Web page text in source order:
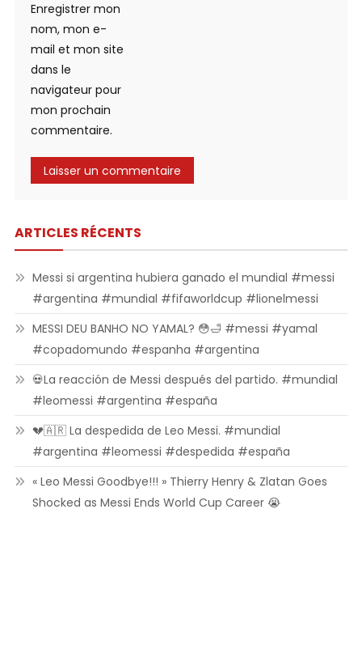
Enregistrer mon
nom, mon e-
mail et mon site
dans le
navigateur pour
mon prochain
commentaire.
ARTICLES RÉCENTS
Messi si argentina hubiera ganado el mundial #messi
#argentina #mundial #fifaworldcup #lionelmessi
MESSI DEU BANHO NO YAMAL? 😳🛁 #messi #yamal
#copadomundo #espanha #argentina
💀La reacción de Messi después del partido. #mundial
#leomessi #argentina #españa
💔🇦🇷 La despedida de Leo Messi. #mundial
#argentina #leomessi #despedida #españa
« Leo Messi Goodbye!!! » Thierry Henry & Zlatan Goes
Shocked as Messi Ends World Cup Career 😭